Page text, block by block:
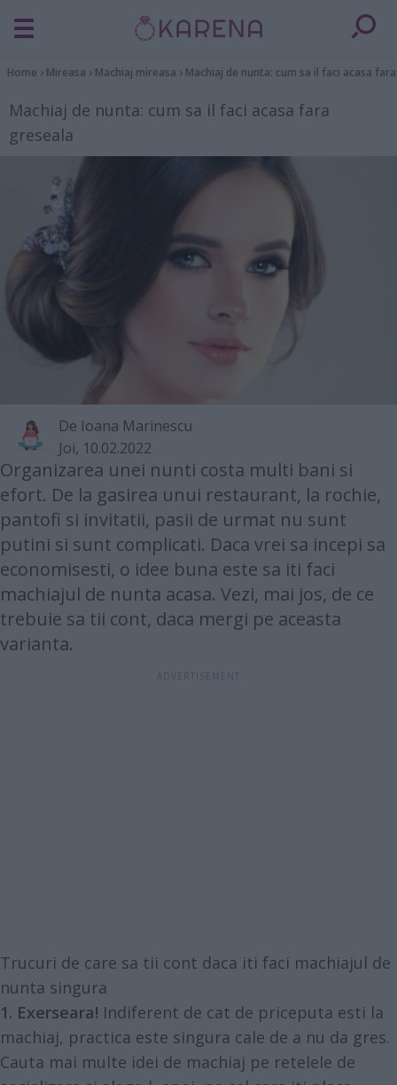
Home › Mireasa › Machiaj mireasa › Machiaj de nunta: cum sa il faci acasa
Machiaj de nunta: cum sa il faci acasa fara
greseala
De Ioana Marinescu
Joi, 10.02.2022
Organizarea unei nunti costa multi bani si
efort. De la gasirea unui restaurant, la rochie,
pantofi si invitatii, pasii de urmat nu sunt
putini si sunt complicati. Daca vrei sa incepi sa
economisesti, o idee buna este sa iti faci
machiajul de nunta acasa. Vezi, mai jos, de ce
trebuie sa tii cont, daca mergi pe aceasta
varianta.
Trucuri de care sa tii cont daca iti faci machiajul de
nunta singura
1. Exerseara! Indiferent de cat de priceputa esti la
machiaj, practica este singura cale de a nu da gres.
Cauta mai multe idei de machiaj pe retelele de